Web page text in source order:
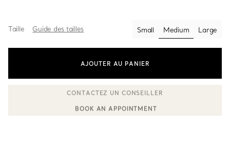
Taille Guide des tailles Small
Medium
sélectionnés
Large
AJOUTER AU PANIER